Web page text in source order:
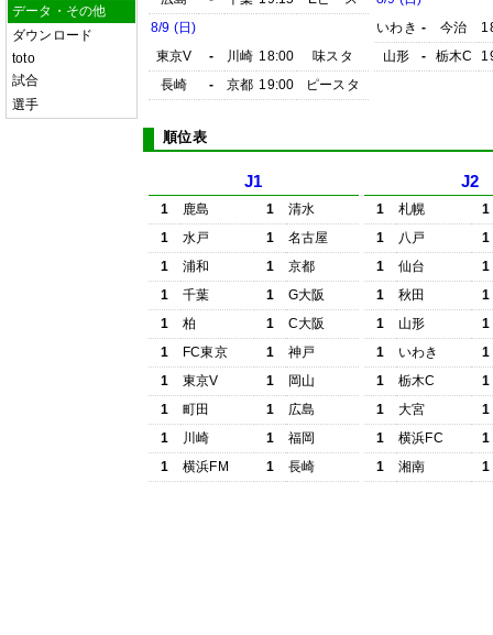
データ・その他
ダウンロード
toto
試合
選手
8/9 (日)
東京V
- 川崎 18:00
味スタ
長崎
- 京都 19:00 ピースタ
いわき - 今治
山形
- 栃木C
順位表
J1
1 鹿島 1
清水
1
水戸 1
名古屋
1
浦和 1
京都
1
千葉 1
G大阪
1
柏 1
C大阪
1
FC東京 1
神戸
1
東京V 1
岡山
1
町田 1
広島
1
川崎 1
福岡
1
横浜FM 1 長崎
J2
1 札幌
1
1
八戸
1
1
仙台
1
1
秋田
1
1
山形
1
1
いわき
1
1
栃木C
1
1
大宮
1
1
横浜FC
1
1
湘南 1